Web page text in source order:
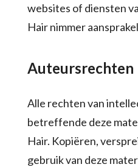
websites of diensten
Hair nimmer
Auteursrechten
Alle rechten van
betreffende deze
Hair. Kopiëren,
gebruik van deze